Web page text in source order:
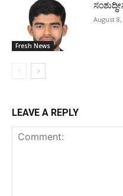
Fresh News
August 8,
LEAVE A REPLY